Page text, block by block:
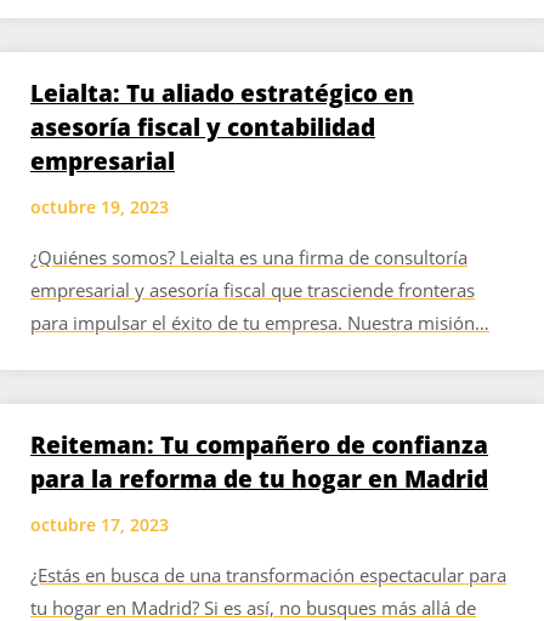
Leialta: Tu aliado estratégico en
asesoría fiscal y contabilidad
empresarial
octubre 19, 2023
¿Quiénes somos? Leialta es una firma de consultoría
empresarial y asesoría fiscal que trasciende fronteras
para impulsar el éxito de tu empresa. Nuestra misión…
Reiteman: Tu compañero de confianza
para la reforma de tu hogar en Madrid
octubre 17, 2023
¿Estás en busca de una transformación espectacular para
tu hogar en Madrid? Si es así, no busques más allá de